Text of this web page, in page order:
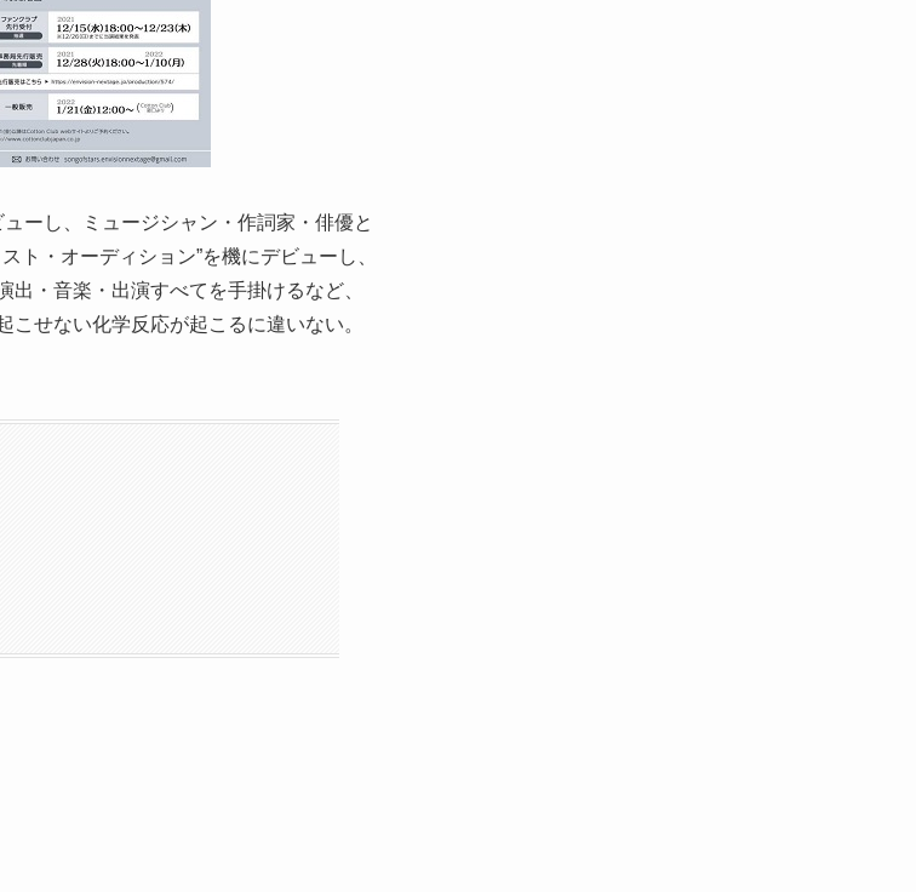
ーし、ミュージシャン・作詞家・俳優と
ト・オーディション”を機にデビューし、
・音楽・出演すべてを手掛けるなど、
せない化学反応が起こるに違いない。